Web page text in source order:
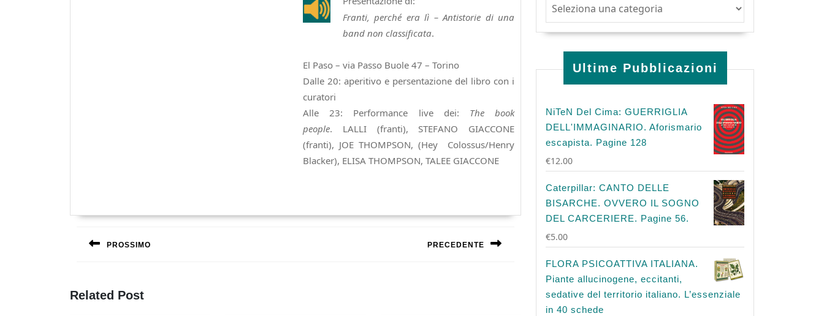
Franti, perché era lì – Antistorie di una
band non classificata.
El Paso – via Passo Buole 47 – Torino
Dalle 20: aperitivo e persentazione del libro con i
curatori
Alle 23: Performance live dei: The book
people. LALLI (franti), STEFANO GIACCONE
(franti), JOE THOMPSON, (Hey Colossus/Henry
Blacker), ELISA THOMPSON, TALEE GIACCONE
Navigazione
articoli
PROSSIMO PRECEDENTE
Related Post
Ultime Pubblicazioni
NiTeN Del Cima: GUERRIGLIA
DELL'IMMAGINARIO. Aforismario
escapista. Pagine 128
€12.00
Caterpillar: CANTO DELLE
BISARCHE. OVVERO IL SOGNO
DEL CARCERIERE. Pagine 56.
€5.00
FLORA PSICOATTIVA ITALIANA.
Piante allucinogene, eccitanti,
sedative del territorio italiano. L’essenziale
in 40 schede